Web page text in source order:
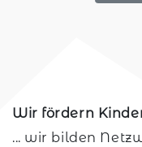
Wir fördern
... wir bilden